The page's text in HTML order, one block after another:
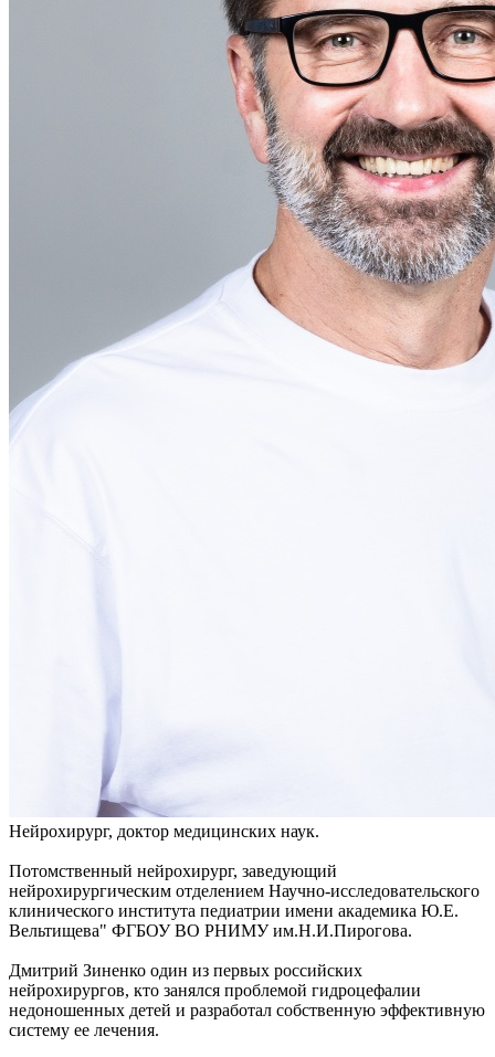
Нейрохирург, доктор медицинских наук.
Потомственный нейрохирург, заведующий
нейрохирургическим отделением Научно-исследовательского
клинического института педиатрии имени академика Ю.Е.
Вельтищева" ФГБОУ ВО РНИМУ им.Н.И.Пирогова.
Дмитрий Зиненко один из первых российских
нейрохирургов, кто занялся проблемой гидроцефалии
недоношенных детей и разработал собственную эффективную
систему ее лечения.